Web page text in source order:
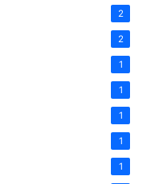
2
2
1
1
1
1
1